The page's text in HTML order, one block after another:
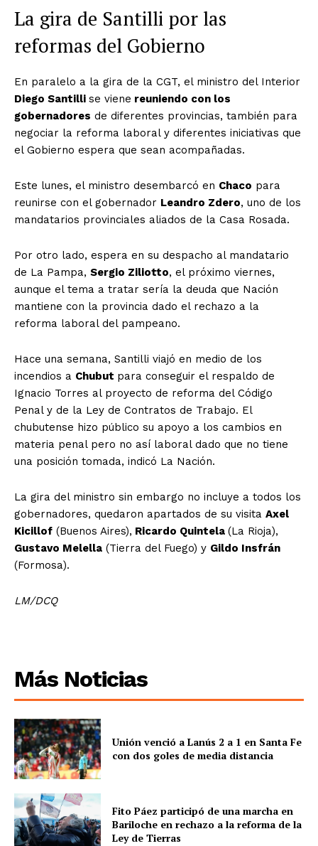
La gira de Santilli por las
reformas del Gobierno
En paralelo a la gira de la CGT, el ministro del Interior
Diego Santilli se viene reuniendo con los
gobernadores de diferentes provincias, también para
negociar la reforma laboral y diferentes iniciativas que
el Gobierno espera que sean acompañadas.
Este lunes, el ministro desembarcó en Chaco para
reunirse con el gobernador Leandro Zdero, uno de los
mandatarios provinciales aliados de la Casa Rosada.
Por otro lado, espera en su despacho al mandatario
de La Pampa, Sergio Ziliotto, el próximo viernes,
aunque el tema a tratar sería la deuda que Nación
mantiene con la provincia dado el rechazo a la
reforma laboral del pampeano.
Hace una semana, Santilli viajó en medio de los
incendios a Chubut para conseguir el respaldo de
Ignacio Torres al proyecto de reforma del Código
Penal y de la Ley de Contratos de Trabajo. El
chubutense hizo público su apoyo a los cambios en
materia penal pero no así laboral dado que no tiene
una posición tomada, indicó La Nación.
La gira del ministro sin embargo no incluye a todos los
gobernadores, quedaron apartados de su visita Axel
Kicillof (Buenos Aires), Ricardo Quintela (La Rioja),
Gustavo Melella (Tierra del Fuego) y Gildo Insfrán
(Formosa).
LM/DCQ
Más Noticias
Unión venció a Lanús 2 a 1 en Santa Fe
con dos goles de media distancia
Fito Páez participó de una marcha en
Bariloche en rechazo a la reforma de la
Ley de Tierras